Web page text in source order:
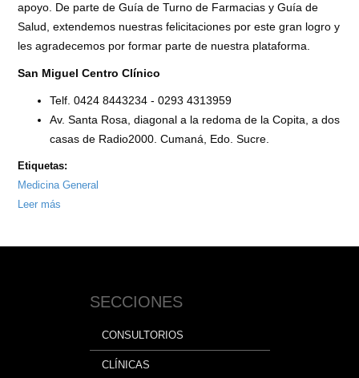
apoyo. De parte de Guía de Turno de Farmacias y Guía de
Salud, extendemos nuestras felicitaciones por este gran logro y
les agradecemos por formar parte de nuestra plataforma.
San Miguel Centro Clínico
Telf. 0424 8443234 - 0293 4313959
Av. Santa Rosa, diagonal a la redoma de la Copita, a dos
casas de Radio2000. Cumaná, Edo. Sucre.
Etiquetas:
Medicina General
Leer más
MiguelSECCIONES
CONSULTORIOS
CLÍNICAS